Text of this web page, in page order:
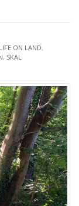
ON LAND,
, SKAL